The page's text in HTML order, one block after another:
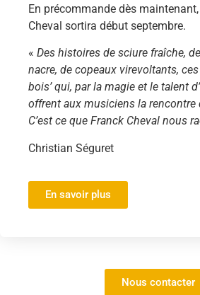
En précommande dès
Cheval sortira début septembre.
« Des histoires de sciure fraîche,
nacre, de copeaux virevoltants,
bois’ qui, par la magie et le talent
offrent aux musiciens la rencontre
C’est ce que Franck Cheval nous
Christian Séguret
En savoir plus
Nous contacter